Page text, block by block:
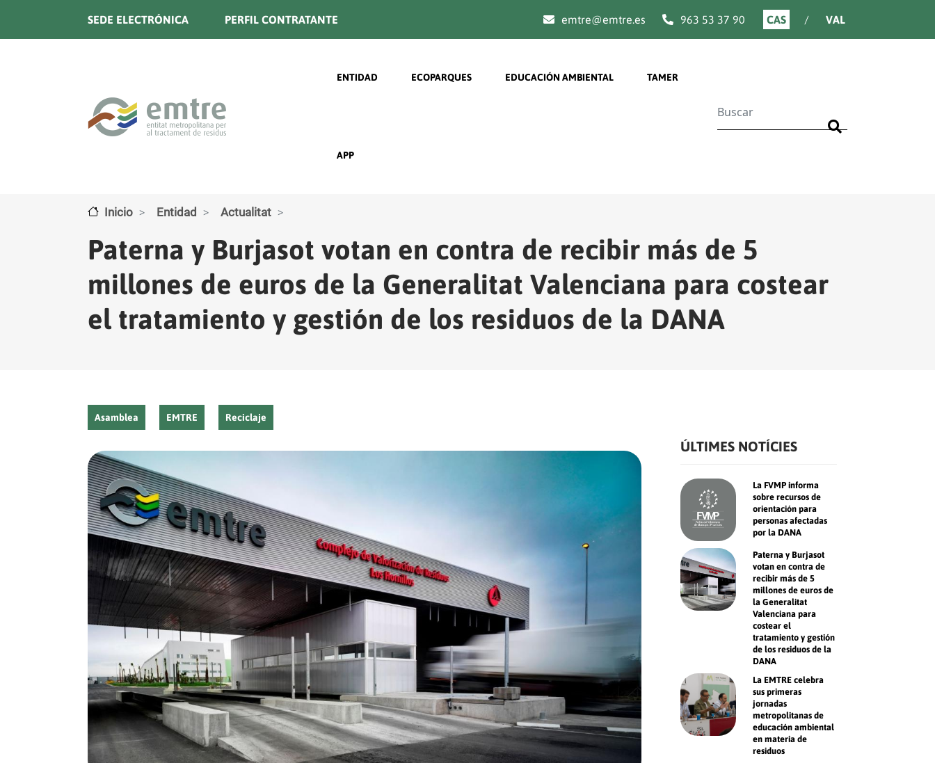
SEDE ELECTRÓNICA PERFIL CONTRATANTE emtre@emtre.es 963 53 37 90 CAS VAL
ENTIDAD ECOPARQUES EDUCACIÓN AMBIENTAL TAMER
APP
Inicio Entidad Actualitat
Paterna y Burjasot votan en contra de recibir más de 5
millones de euros de la Generalitat Valenciana para costear
el tratamiento y gestión de los residuos de la DANA
Asamblea EMTRE Reciclaje
ÚLTIMES NOTÍCIES
La FVMP informa
sobre recursos de
orientación para
personas afectadas
por la DANA
Paterna y Burjasot
votan en contra de
recibir más de 5
millones de euros de
la Generalitat
Valenciana para
costear el
tratamiento y gestión
de los residuos de la
DANA
La EMTRE celebra
sus primeras
jornadas
metropolitanas de
educación ambiental
en materia de
residuos